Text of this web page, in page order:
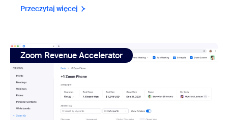
Przeczytaj więcej
view: Inteligentniejsza sprzedaż dzięki nowym funkcjom
Zoom Revenue Accelerator